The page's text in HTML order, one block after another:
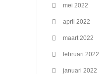
mei 2022
april 2022
maart 2022
februari 2022
januari 2022